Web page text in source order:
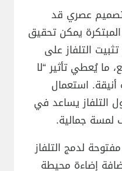
عصري قد
المبتكرة يمكن تحقيق
التلفاز على
ما يُعطي تأثير “لا
أنيقة. استعمال
التلفاز يساعد في
لمسة جمالية.
لدمج التلفاز
إضاءة محيطة